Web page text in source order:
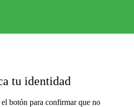
tu identidad
botón para confirmar que no